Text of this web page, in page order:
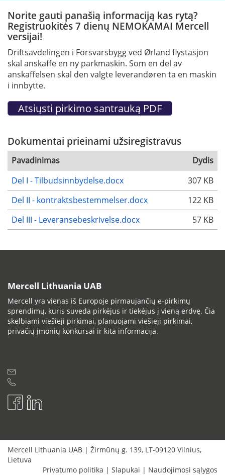
Norite gauti panašią informaciją kas rytą?
Registruokitės 7 dienų NEMOKAMAI Mercell
versijai!
Driftsavdelingen i Forsvarsbygg ved Ørland flystasjon
skal anskaffe en ny parkmaskin. Som en del av
anskaffelsen skal den valgte leverandøren ta en maskin
i innbytte.
Dokumentai prieinami užsiregistravus
Pavadinimas
Dydis
Del I - Tilbudsinnbydelse.docx
307 KB
Del II - kontraktsbestemmelser.docx
122 KB
Del III - Leveransebeskrivelse.docx
57 KB
Mercell Lithuania UAB
Mercell yra vienas iš Europoje pirmaujančių e-pirkimų
sprendimų, kuris suveda pirkėjus ir tiekėjus į vieną erdvę. Čia
skelbiami viešieji pirkimai, planuojami viešieji pirkimai,
privačių įmonių konkursai ir kita informacija.
Mercell Lithuania UAB | Žirmūnų g. 139, LT-09120 Vilnius,
Lietuva
Privatumo politika | Slapukai | Naudojimosi sąlygos